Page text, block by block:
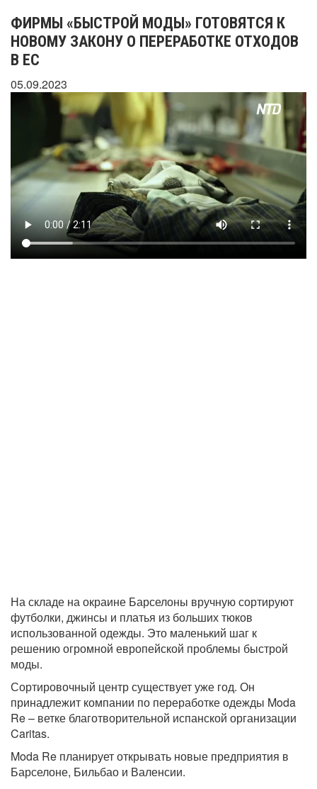
ФИРМЫ «БЫСТРОЙ МОДЫ» ГОТОВЯТСЯ К
НОВОМУ ЗАКОНУ О ПЕРЕРАБОТКЕ ОТХОДОВ
В ЕС
05.09.2023
На складе на окраине Барселоны вручную сортируют
футболки, джинсы и платья из больших тюков
использованной одежды. Это маленький шаг к
решению огромной европейской проблемы быстрой
моды.
Сортировочный центр существует уже год. Он
принадлежит компании по переработке одежды Moda
Re – ветке благотворительной испанской организации
Caritas.
Moda Re планирует открывать новые предприятия в
Барселоне, Бильбао и Валенсии.